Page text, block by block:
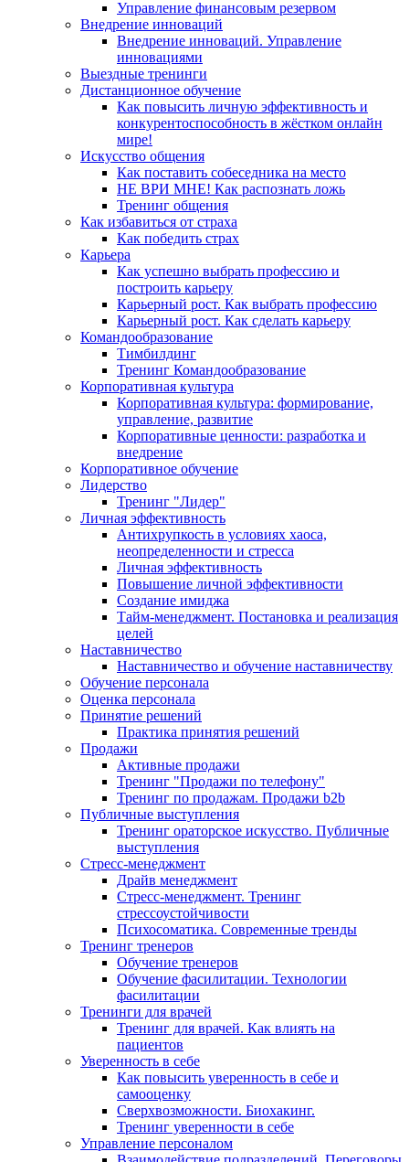
Управление финансовым резервом
Внедрение инноваций
Внедрение инноваций. Управление
инновациями
Выездные тренинги
Дистанционное обучение
Как повысить личную эффективность и
конкурентоспособность в жёстком онлайн
мире!
Искусство общения
Как поставить собеседника на место
НЕ ВРИ МНЕ! Как распознать ложь
Тренинг общения
Как избавиться от страха
Как победить страх
Карьера
Как успешно выбрать профессию и
построить карьеру
Карьерный рост. Как выбрать профессию
Карьерный рост. Как сделать карьеру
Командообразование
Тимбилдинг
Тренинг Командообразование
Корпоративная культура
Корпоративная культура: формирование,
управление, развитие
Корпоративные ценности: разработка и
внедрение
Корпоративное обучение
Лидерство
Тренинг "Лидер"
Личная эффективность
Антихрупкость в условиях хаоса,
неопределенности и стресса
Личная эффективность
Повышение личной эффективности
Создание имиджа
Тайм-менеджмент. Постановка и реализация
целей
Наставничество
Наставничество и обучение наставничеству
Обучение персонала
Оценка персонала
Принятие решений
Практика принятия решений
Продажи
Активные продажи
Тренинг "Продажи по телефону"
Тренинг по продажам. Продажи b2b
Публичные выступления
Тренинг ораторское искусство. Публичные
выступления
Стресс-менеджмент
Драйв менеджмент
Стресс-менеджмент. Тренинг
стрессоустойчивости
Психосоматика. Современные тренды
Тренинг тренеров
Обучение тренеров
Обучение фасилитации. Технологии
фасилитации
Тренинги для врачей
Тренинг для врачей. Как влиять на
пациентов
Уверенность в себе
Как повысить уверенность в себе и
самооценку
Сверхвозможности. Биохакинг.
Тренинг уверенности в себе
Управление персоналом